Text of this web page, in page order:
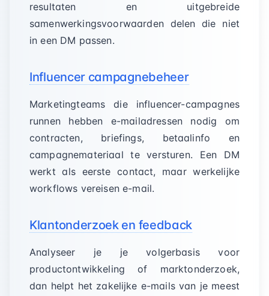
resultaten en uitgebreide
samenwerkingsvoorwaarden delen die niet
in een DM passen.
Influencer campagnebeheer
Marketingteams die influencer-campagnes
runnen hebben e-mailadressen nodig om
contracten, briefings, betaalinfo en
campagnemateriaal te versturen. Een DM
werkt als eerste contact, maar werkelijke
workflows vereisen e-mail.
Klantonderzoek en feedback
Analyseer je je volgerbasis voor
productontwikkeling of marktonderzoek,
dan helpt het zakelijke e-mails van je meest